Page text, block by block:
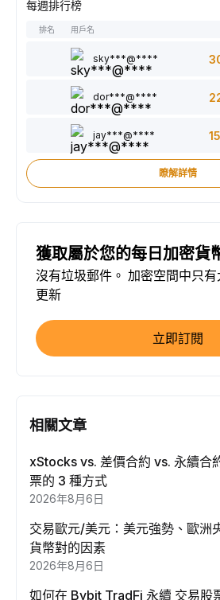
每週排行榜
排名 用戶名
sky***@****
dor***@****
jay***@****
瞭解詳情
獲取屬於您的每日加密貨
沒有垃圾郵件。 加密空間中只
更新
立即訂閱
相關文章
xStocks vs. 差價合約 vs. 永續合
票的 3 種方式
2026年8月6日
交易歐元/美元：美元強勢、歐洲
貨幣對的因素
2026年8月6日
如何在 Bybit TradFi 永續 交易股